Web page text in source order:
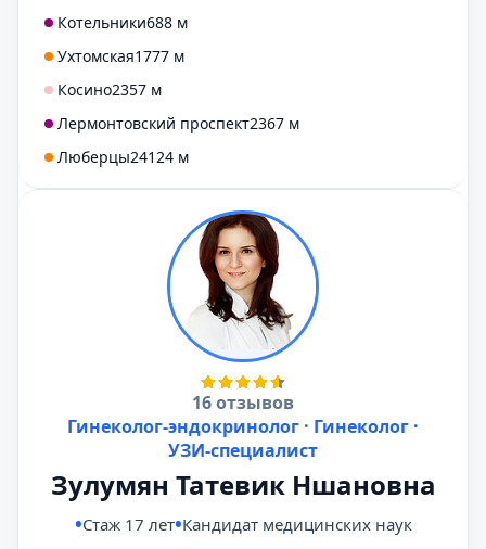
Котельники688 м
Ухтомская1777 м
Косино2357 м
Лермонтовский проспект2367 м
Люберцы24124 м
16 отзывов
Гинеколог-эндокринолог · Гинеколог ·
УЗИ-специалист
Зулумян Татевик Ншановна
Стаж 17 лет Кандидат медицинских наук